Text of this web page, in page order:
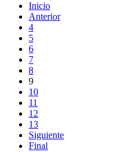
Inicio
Anterior
4
5
6
7
8
9
10
11
12
13
Siguiente
Final